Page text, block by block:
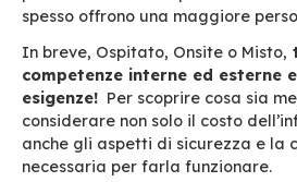
Il funzionamento dei
(in locale) offreun
personalizzazione più
capacità di integrazione
gestita direttamente. Ma
personale IT competente